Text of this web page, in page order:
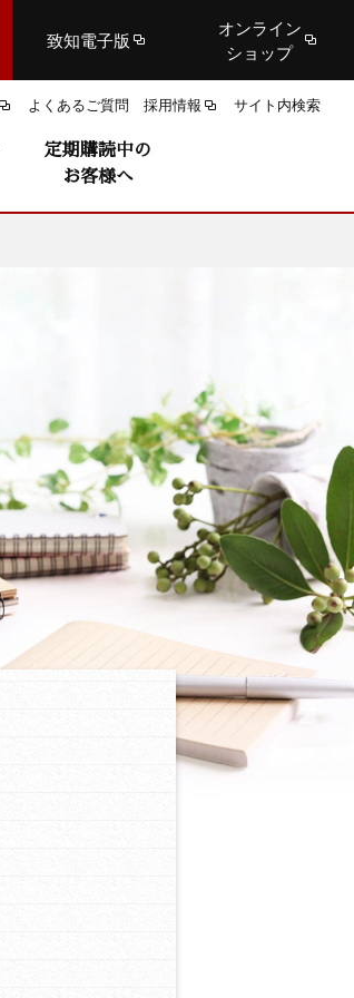
致知電子版
オンライン
ショップ
よくあるご質問 採用情報 サイト内検索
定期購読中の
お客様へ